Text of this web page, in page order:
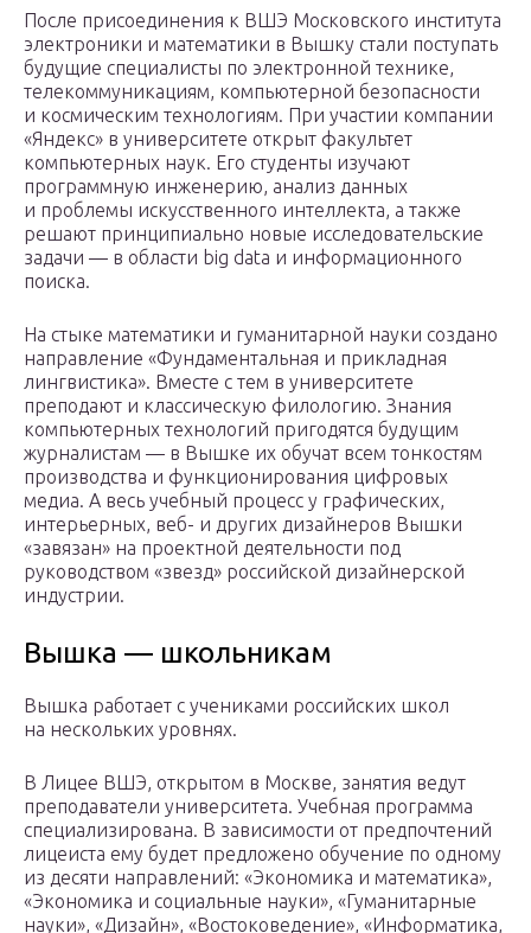
После присоединения к ВШЭ Московского института
электроники и математики в Вышку стали поступать
будущие специалисты по электронной технике,
телекоммуникациям, компьютерной безопасности
и космическим технологиям. При участии компании
«Яндекс» в университете открыт факультет
компьютерных наук. Его студенты изучают
программную инженерию, анализ данных
и проблемы искусственного интеллекта, а также
решают принципиально новые исследовательские
задачи — в области big data и информационного
поиска.
На стыке математики и гуманитарной науки создано
направление «Фундаментальная и прикладная
лингвистика». Вместе с тем в университете
преподают и классическую филологию. Знания
компьютерных технологий пригодятся будущим
журналистам — в Вышке их обучат всем тонкостям
производства и функционирования цифровых
медиа. А весь учебный процесс у графических,
интерьерных, веб- и других дизайнеров Вышки
«завязан» на проектной деятельности под
руководством «звезд» российской дизайнерской
индустрии.
Вышка — школьникам
Вышка работает с учениками российских школ
на нескольких уровнях.
В Лицее ВШЭ, открытом в Москве, занятия ведут
преподаватели университета. Учебная программа
специализирована. В зависимости от предпочтений
лицеиста ему будет предложено обучение по одному
из десяти направлений: «Экономика и математика»,
«Экономика и социальные науки», «Гуманитарные
науки», «Дизайн», «Востоковедение», «Информатика,